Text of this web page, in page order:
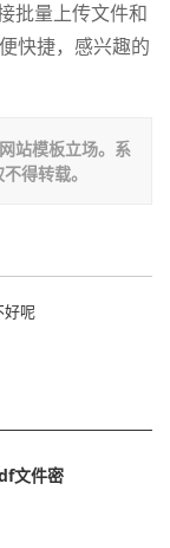
批量上传文件和
快捷，感兴趣的
站模板立场。系
得转载。
好呢
文件密